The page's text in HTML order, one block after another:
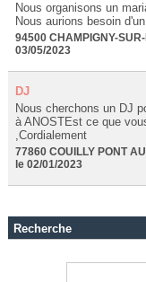
Nous organisons un
Nous aurions besoin
94500 CHAMPIGNY-
03/05/2023
DJ
Nous cherchons un DJ
à ANOSTEst ce que
,Cordialement
77860 COUILLY PONT
le 02/01/2023
Recherche